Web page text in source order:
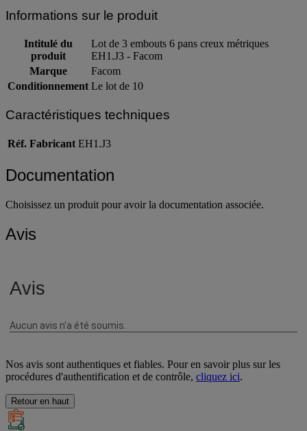
Informations sur le produit
Intitulé du
produit
Lot de 3 embouts 6 pans creux métriques
EH1.J3 - Facom
Marque
Facom
Conditionnement Le lot de 10
Caractéristiques techniques
Réf. Fabricant EH1.J3
Documentation
Choisissez un produit pour avoir la documentation associée.
Avis
Nos avis sont authentiques et fiables. Pour en savoir plus sur les
procédures d'authentification et de contrôle, cliquez ici.
Retour en haut